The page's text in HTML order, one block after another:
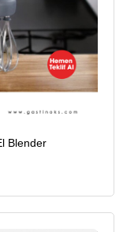
Blender